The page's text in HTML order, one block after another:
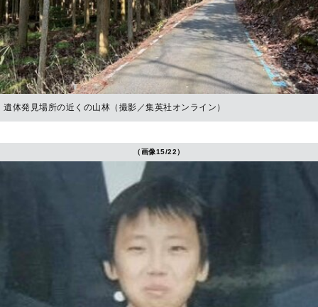
遺体発見場所の近くの山林（撮影／集英社オンライン）
（画像15/22）